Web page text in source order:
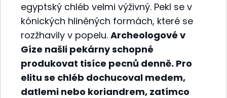
egyptský chléb velmi výživný. Pekl se v
kónických hliněných formách, které se
rozžhavily v popelu. Archeologové v
Gíze našli pekárny schopné
produkovat tisíce pecnů denně. Pro
elitu se chléb dochucoval medem,
datlemi nebo koriandrem, zatímco